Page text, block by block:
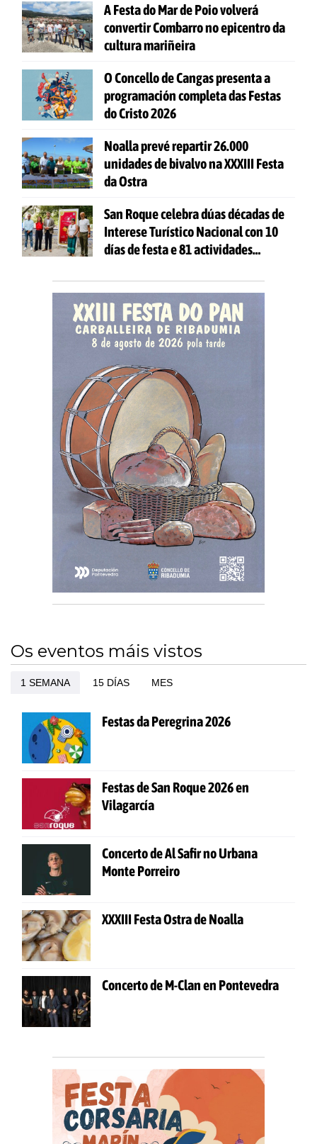
A Festa do Mar de Poio volverá
convertir Combarro no epicentro da
cultura mariñeira
O Concello de Cangas presenta a
programación completa das Festas
do Cristo 2026
Noalla prevé repartir 26.000
unidades de bivalvo na XXXIII Festa
da Ostra
San Roque celebra dúas décadas de
Interese Turístico Nacional con 10
días de festa e 81 actividades
Os eventos máis vistos
1 SEMANA 15 DÍAS MES
Festas da Peregrina 2026
Festas de San Roque 2026 en
Vilagarcía
Concerto de Al Safir no Urbana
Monte Porreiro
XXXIII Festa Ostra de Noalla
Concerto de M-Clan en Pontevedra